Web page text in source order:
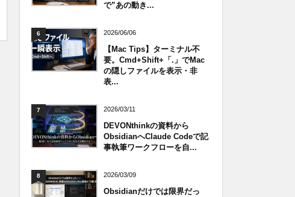
で”あの動き...
6 2026/06/06
【Mac Tips】ターミナル不
要。Cmd+Shift+「.」でMac
の隠しファイルを表示・非
表...
7 2026/03/11
DEVONthinkの資料から
ObsidianへClaude Codeで記
事執筆ワークフローを自...
8 2026/03/09
Obsidianだけでは限界だっ